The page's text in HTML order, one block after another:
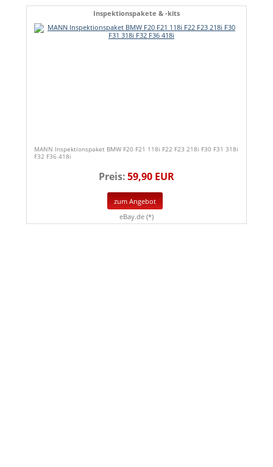
Inspektionspakete & -kits
MANN Inspektionspaket BMW F20 F21 118i F22 F23 218i F30 F31 318i
F32 F36 418i
Preis:59,90 EUR
zum Angebot
eBay.de (*)